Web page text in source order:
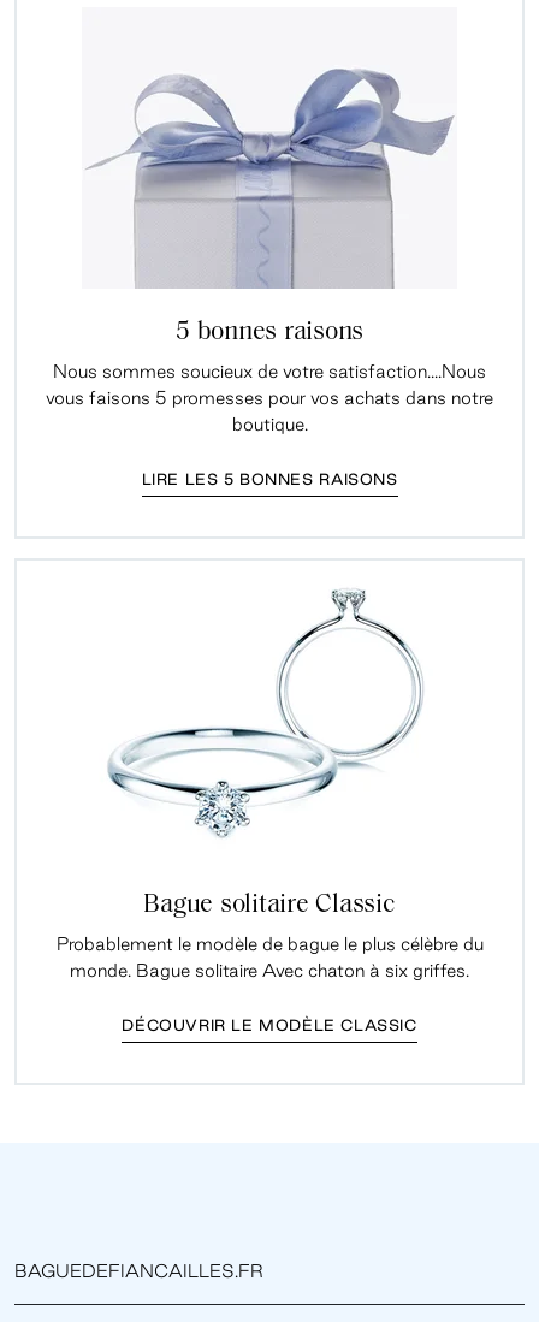
5 bonnes raisons
Nous sommes soucieux de votre satisfaction....Nous
vous faisons 5 promesses pour vos achats dans notre
boutique.
LIRE LES 5 BONNES RAISONS
Bague solitaire Classic
Probablement le modèle de bague le plus célèbre du
monde. Bague solitaire Avec chaton à six griffes.
DÉCOUVRIR LE MODÈLE CLASSIC
BAGUEDEFIANCAILLES.FR